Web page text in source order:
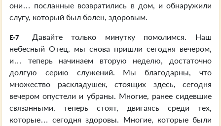
они… посланные возвратились в дом, и обнаружили
слугу, который был болен, здоровым.
E-7
Давайте только минутку помолимся. Наш
небесный Отец, мы снова пришли сегодня вечером,
и… теперь начинаем вторую неделю, достаточно
долгую серию служений. Мы благодарны, что
множество раскладушек, стоящих здесь, сегодня
вечером опустели и убраны. Многие, ранее сидевшие
связанными, теперь стоят, двигаясь среди тех,
которые… сегодня здоровы. Многие, которые были